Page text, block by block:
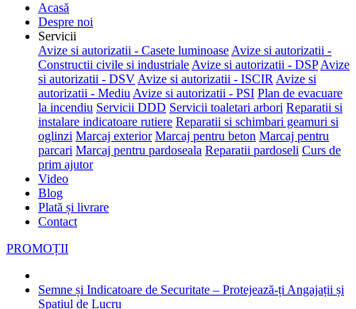
Acasă
Despre noi
Servicii
Avize si autorizatii - Casete luminoase Avize si autorizatii -
Constructii civile si industriale Avize si autorizatii - DSP Avize
si autorizatii - DSV Avize si autorizatii - ISCIR Avize si
autorizatii - Mediu Avize si autorizatii - PSI Plan de evacuare
la incendiu Servicii DDD Servicii toaletari arbori Reparatii si
instalare indicatoare rutiere Reparatii si schimbari geamuri si
oglinzi Marcaj exterior Marcaj pentru beton Marcaj pentru
parcari Marcaj pentru pardoseala Reparatii pardoseli Curs de
prim ajutor
Video
Blog
Plată și livrare
Contact
PROMOȚII
Semne și Indicatoare de Securitate – Protejează-ți Angajații și
Spațiul de Lucru